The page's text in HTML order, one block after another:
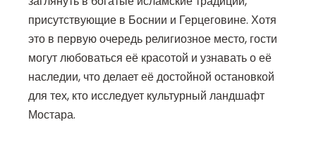
присутствующие в Боснии и Герцеговине. Хотя
это в первую очередь религиозное место, гости
могут любоваться её красотой и узнавать о её
наследии, что делает её достойной остановкой
для тех, кто исследует культурный ландшафт
Мостара.